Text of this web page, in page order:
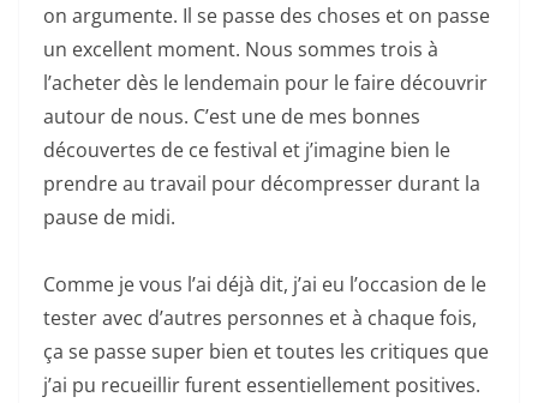
on argumente. Il se passe des choses et on passe
un excellent moment. Nous sommes trois à
l’acheter dès le lendemain pour le faire découvrir
autour de nous. C’est une de mes bonnes
découvertes de ce festival et j’imagine bien le
prendre au travail pour décompresser durant la
pause de midi.
Comme je vous l’ai déjà dit, j’ai eu l’occasion de le
tester avec d’autres personnes et à chaque fois,
ça se passe super bien et toutes les critiques que
j’ai pu recueillir furent essentiellement positives.